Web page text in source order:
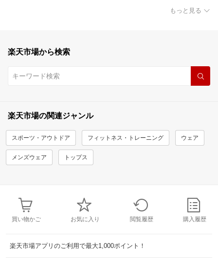
もっと見る
楽天市場から検索
楽天市場の関連ジャンル
スポーツ・アウトドア フィットネス・トレーニング ウェア
メンズウェア トップス
買い物かご お気に入り 閲覧履歴 購入履歴
楽天市場アプリのご利用で最大1,000ポイント！